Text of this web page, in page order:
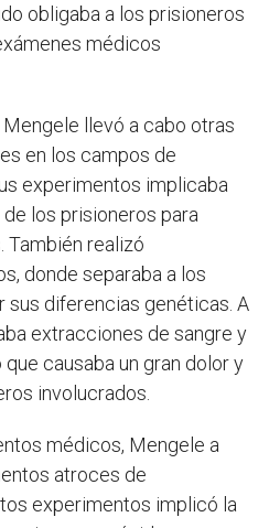
obligaba a los prisioneros
médicos
llevó a cabo otras
en los campos de
experimentos implicaba
los prisioneros para
También realizó
donde separaba a los
sus diferencias genéticas. A
extracciones de sangre y
causaba un gran dolor y
involucrados.
médicos, Mengele a
atroces de
experimentos implicó la